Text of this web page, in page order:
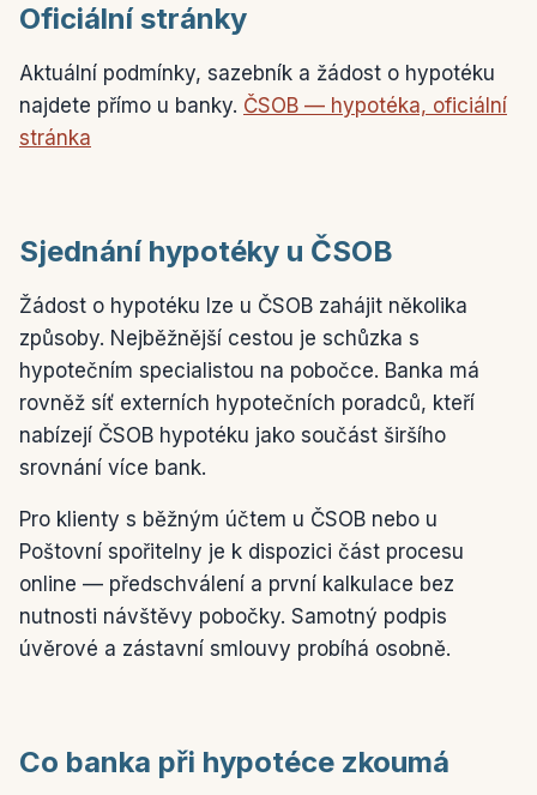
Oficiální stránky
Aktuální podmínky, sazebník a žádost o hypotéku
najdete přímo u banky. ČSOB — hypotéka, oficiální
stránka
Sjednání hypotéky u ČSOB
Žádost o hypotéku lze u ČSOB zahájit několika
způsoby. Nejběžnější cestou je schůzka s
hypotečním specialistou na pobočce. Banka má
rovněž síť externích hypotečních poradců, kteří
nabízejí ČSOB hypotéku jako součást širšího
srovnání více bank.
Pro klienty s běžným účtem u ČSOB nebo u
Poštovní spořitelny je k dispozici část procesu
online — předschválení a první kalkulace bez
nutnosti návštěvy pobočky. Samotný podpis
úvěrové a zástavní smlouvy probíhá osobně.
Co banka při hypotéce zkoumá